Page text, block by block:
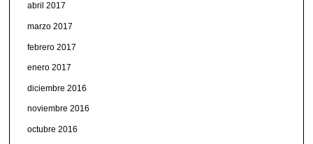
abril 2017
marzo 2017
febrero 2017
enero 2017
diciembre 2016
noviembre 2016
octubre 2016